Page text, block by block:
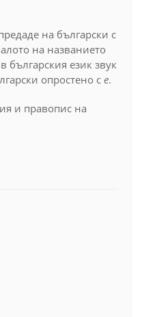
на български с
на названието
българския език звук
опростено с е.
и правопис на